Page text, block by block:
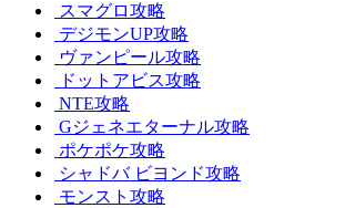
スマグロ攻略
デジモンUP攻略
ヴァンピール攻略
ドットアビス攻略
NTE攻略
Gジェネエターナル攻略
ポケポケ攻略
シャドバ ビヨンド攻略
モンスト攻略